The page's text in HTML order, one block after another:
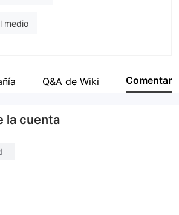
medio
Q&A de Wiki Comentar
la cuenta